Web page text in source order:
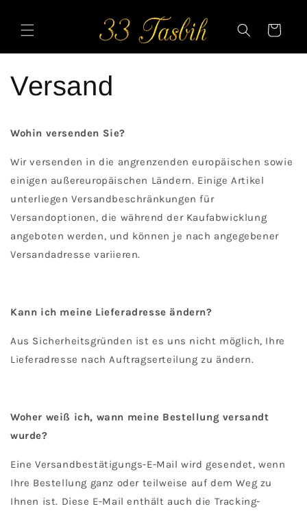
content
Cart
Versand
Wohin versenden Sie?
Wir versenden in die angrenzenden europäischen sowie
einigen außereuropäischen Ländern. Einige Artikel
unterliegen Versandbeschränkungen für
Versandoptionen, die während der Kaufabwicklung
angeboten werden, und können je nach angegebener
Versandadresse variieren.
Kann ich meine Lieferadresse ändern?
Aus Sicherheitsgründen ist es uns nicht möglich, Ihre
Lieferadresse nach Auftragserteilung zu ändern.
Woher weiß ich, wann meine Bestellung versandt
wurde?
Eine Versandbestätigungs-E-Mail wird gesendet, wenn
Ihre Bestellung ganz oder teilweise auf dem Weg zu
Ihnen ist. Diese E-Mail enthält auch die Tracking-